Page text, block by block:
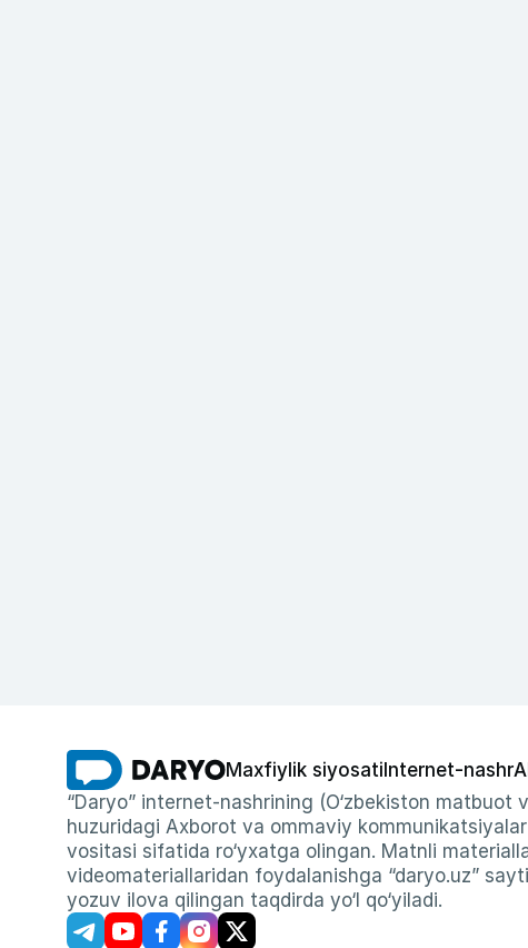
Maxfiylik siyosati Internet-nashr
“Daryo” internet-nashrining (O‘zbekiston matbuot
huzuridagi Axborot va ommaviy
vositasi sifatida ro‘yxatga olingan. Matnli
videomateriallaridan foydalanishga “daryo.uz”
yozuv ilova qilingan taqdirda yo‘l qo‘yiladi.